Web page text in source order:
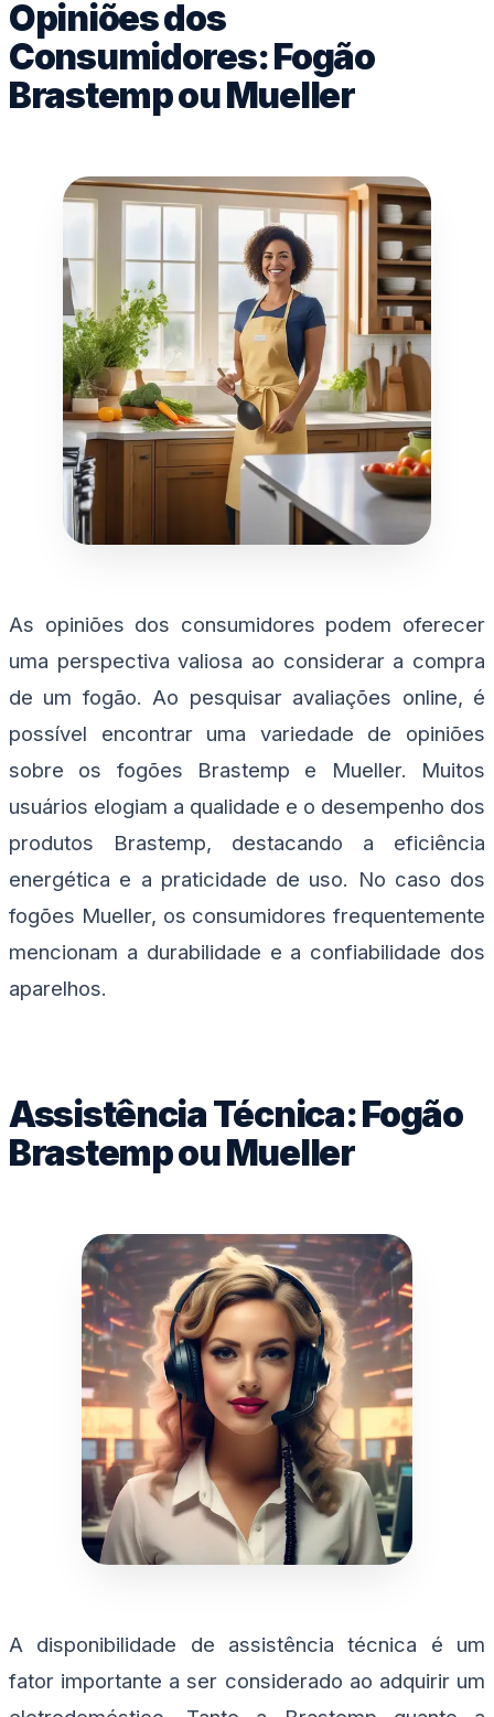
Opiniões dos
Consumidores: Fogão
Brastemp ou Mueller
As opiniões dos consumidores podem oferecer
uma perspectiva valiosa ao considerar a compra
de um fogão. Ao pesquisar avaliações online, é
possível encontrar uma variedade de opiniões
sobre os fogões Brastemp e Mueller. Muitos
usuários elogiam a qualidade e o desempenho dos
produtos Brastemp, destacando a eficiência
energética e a praticidade de uso. No caso dos
fogões Mueller, os consumidores frequentemente
mencionam a durabilidade e a confiabilidade dos
aparelhos.
Assistência Técnica: Fogão
Brastemp ou Mueller
A disponibilidade de assistência técnica é um
fator importante a ser considerado ao adquirir um